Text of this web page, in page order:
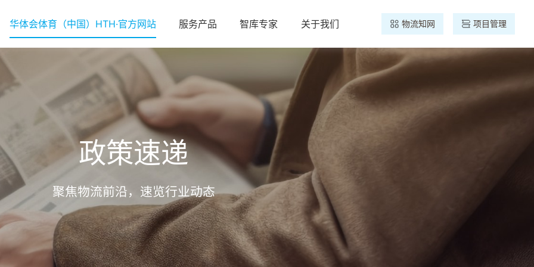
华体会体育（中国）HTH·官方网站 服务产品 智库专家 关于我们 物流知网 项目管理
政策速递
聚焦物流前沿，速览行业动态